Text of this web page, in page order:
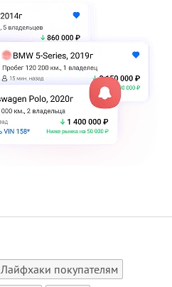
Лайфхаки покупателям